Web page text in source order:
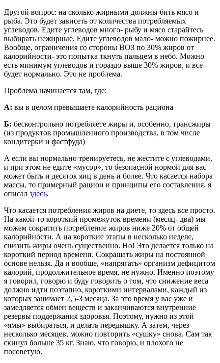
Другой вопрос: на сколько жирными должны бить мясо и
рыба. Это будет зависеть от количества потребляемых
углеводов. Едите углеводов много- рыбу и мясо старайтесь
выбирать нежирные. Едите углеводов мало- можно пожирнее.
Вообще, ограничения со стороны ВОЗ по 30% жиров от
калорийности- это попытка ткнуть пальцем в небо. Можно
есть минимум углеводов и гораздо выше 30% жиров, и все
будет нормально. Это не проблема.
Проблема начинается там, где:
А: вы в целом превышаете калорийность рациона
Б: бесконтрольно потребляете жиры и, особенно, трансжиры
(из продуктов промышленного производства, в том числе
кондитерки и фастфуда)
А если вы нормально тренируетесь, не жестите с углеводами,
и при этом не едите «мусор», то безопасной нормой для вас
может быть и десяток яиц в день и более. Что касается набора
массы, то примерный рацион и принципы его составления, я
описал здесь.
Что касается потребления жиров на диете, то здесь все просто.
На какой-то короткий промежуток времени (месяц- два) мы
можем сократить потребление жиров ниже 20% от общей
калорийности. А на короткие этапы в несколько неделе,
снизить жиры очень существенно. Но! Это делается только на
короткий период времени. Сокращать жиры на постоянной
основе нельзя. Да и вообще, «напрягать» организм дефицитом
калорий, продолжительное время, не нужно. Именно поэтому
я говорил, говорю и буду говорить о том, что снижение веса
должно идти поэтапно, короткими интервалами, каждый из
которых занимает 2,5-3 месяца. За это время у вас уже и
замедляется обмен веществ и заканчиваются внутренние
резервы поддержания здоровья. Поэтому, нужно из этой
«ямы» выбираться, и делать передышку. А затем, через
несколько месяцев, можно повторить «сушку» снова. Сам так
скинул больше 35 кг. Знаю, что говорю, и плохого не
посоветую.